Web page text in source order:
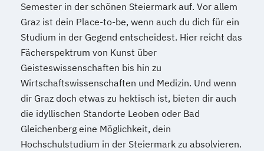
Medienmanagement
Medizinische Informatik Medizintechnik
Modemanagement
Nachhaltiges Management
Online Marketing
Online Marketing (DE/EN)
Personalentwicklung
Personalmanagement
Personalmanagement (DE/EN)
Pflege
Semester in der schönen Steiermark auf. Vor allem
Graz ist dein Place-to-be, wenn auch du dich für ein
Studium in der Gegend entscheidest. Hier reicht das
Fächerspektrum von Kunst über
Geisteswissenschaften bis hin zu
Wirtschaftswissenschaften und Medizin. Und wenn
dir Graz doch etwas zu hektisch ist, bieten dir auch
die idyllischen Standorte Leoben oder Bad
Gleichenberg eine Möglichkeit, dein
Hochschulstudium in der Steiermark zu absolvieren.